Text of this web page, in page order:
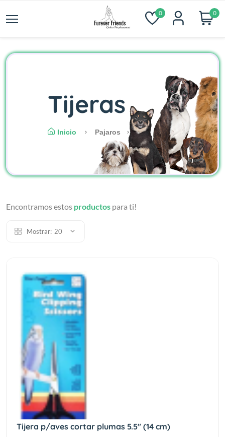
0 0
Tijeras
Inicio Pajaros
Encontramos estos productos para ti!
Mostrar: 20
Tijera p/aves cortar plumas 5.5" (14 cm)